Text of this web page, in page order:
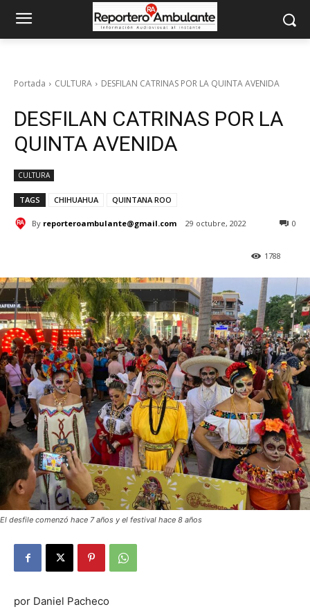
Portada CULTURA DESFILAN CATRINAS POR LA QUINTA AVENIDA
DESFILAN CATRINAS POR LA
QUINTA AVENIDA
CULTURA
TAGS CHIHUAHUA QUINTANA ROO
By reporteroambulante@gmail.com 29 octubre, 2022 0
1788
El desfile comenzó hace 7 años y el festival hace 8 años
por Daniel Pacheco